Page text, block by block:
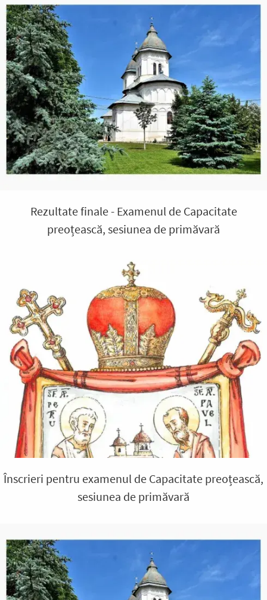
Rezultate finale - Examenul de Capacitate
preoțească, sesiunea de primăvară
Înscrieri pentru examenul de Capacitate preoțească,
sesiunea de primăvară